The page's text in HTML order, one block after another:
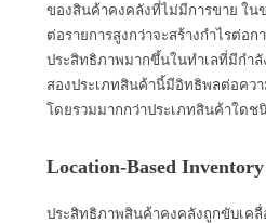
ของสินค้าคงคลังที่ไม่มีการขาย ใน
ต่อรายการสูงกว่าจะสร้างกำไรต่อ
ประสิทธิภาพมากขึ้นในทำเลที่มีกำ
สองประเภทสินค้านี้มีอิทธิพลต่อคว
โดยรวมมากกว่าประเภทสินค้าใดช
Location-Based
ประสิทธิภาพสินค้าคงคลังถูกขับเค